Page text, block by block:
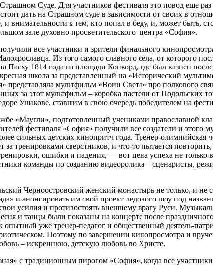
Суде. Для участников фестиваля это повод еще
дать на Страшном суде в зависимости от своих в
внимательности к тем, кто попал в беду, и, может быть,
зале духовно-просветительского центра «София».
все участники и зрители финального
Из того самого славного села, от которого
1814 года на площади Конкорд, где был казнен
школа за представленный на «Исторический
мультфильм «Воин Света» про полкового
за этот мультфильм – коробка пастели от Подольских
Ушакове, ставшим в свою очередь победителем на
«Маугли», подготовленный учениками православной
фестиваля «София» получили все создатели и этого
сильных детских кинопритч года. Тренер-олимпийская
тренировками сверстников, и что-то пытается
ошибки и падения, — вот цена успеха не только
команды по созданию видеоролика – сценаристы,
Черноостровский женский монастырь не только, и не
и анонсировать им свой проект ледового шоу под
усилия и противостоять внешнему врагу Руси.
и танцы были показаны на концерте после
уже тренер-педагог и общественный деятель-
Поэтому по завершении кинопросмотра и
– искреннюю, детскую любовь во Христе.
с традиционным пирогом «София», когда все